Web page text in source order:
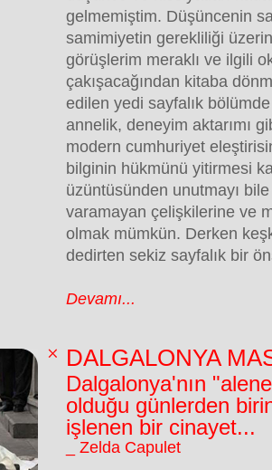
gelmemiştim. Düşüncenin
samimiyetin gerekliliği
görüşlerim meraklı ve ilgili
çakışacağından kitaba
edilen yedi sayfalık bölümde
annelik, deneyim aktarımı
modern cumhuriyet
bilginin hükmünü yitirmesi
üzüntüsünden unutmayı
varamayan çelişkilerine ve
olmak mümkün. Derken
dedirten sekiz sayfalık bir
Devamı...
DALGALONYA
Dalgalonya'nın
olduğu günlerden
işlenen bir cinayet...
_ Zelda Capulet